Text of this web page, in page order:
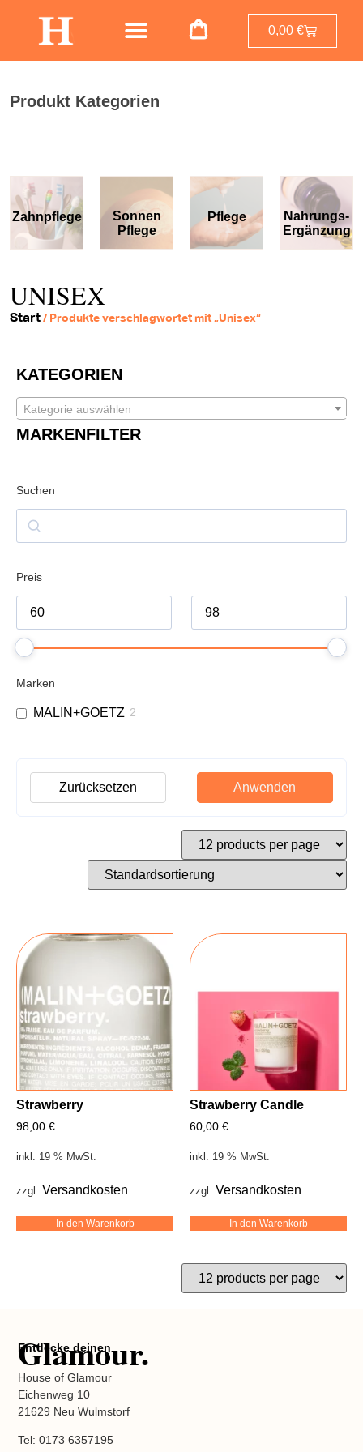
0,00€
Produkt Kategorien
Zahnpflege
Sonnen
Pflege
Pflege
Nahrungs-
Ergänzung
UNISEX
Start/ Produkte verschlagwortet mit „Unisex“
KATEGORIEN
Kategorie auswählen
MARKENFILTER
Suchen
Preis
Marken
MALIN+GOETZ 2
Anwenden
Zurücksetzen
Strawberry
98,00 €
inkl. 19 % MwSt.
zzgl. Versandkosten
In den Warenkorb
Strawberry Candle
60,00 €
inkl. 19 % MwSt.
zzgl. Versandkosten
In den Warenkorb
Entdecke deinen
Glamour.
House of Glamour
Eichenweg 10
21629 Neu Wulmstorf
Tel: 0173 6357195